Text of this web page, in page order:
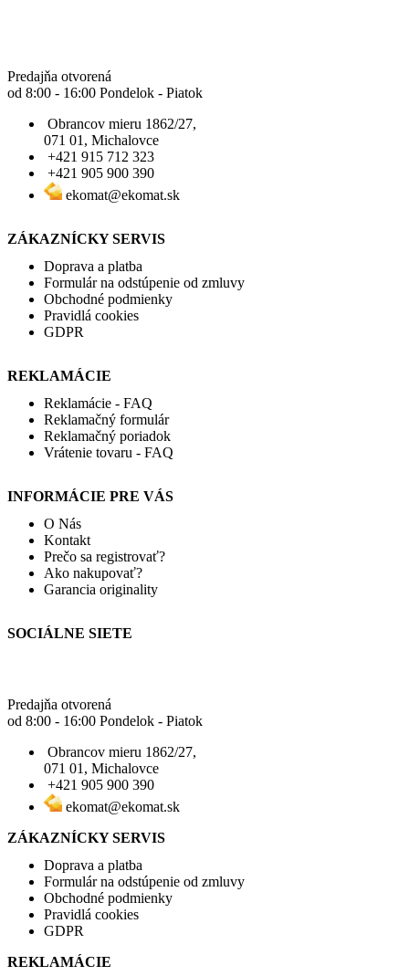
Predajňa otvorená
od 8:00 - 16:00 Pondelok - Piatok
Obrancov mieru 1862/27,
071 01, Michalovce
+421 915 712 323
+421 905 900 390
ekomat@ekomat.sk
ZÁKAZNÍCKY SERVIS
Doprava a platba
Formulár na odstúpenie od zmluvy
Obchodné podmienky
Pravidlá cookies
GDPR
REKLAMÁCIE
Reklamácie - FAQ
Reklamačný formulár
Reklamačný poriadok
Vrátenie tovaru - FAQ
INFORMÁCIE PRE VÁS
O Nás
Kontakt
Prečo sa registrovať?
Ako nakupovať?
Garancia originality
SOCIÁLNE SIETE
Predajňa otvorená
od 8:00 - 16:00 Pondelok - Piatok
Obrancov mieru 1862/27,
071 01, Michalovce
+421 905 900 390
ekomat@ekomat.sk
ZÁKAZNÍCKY SERVIS
Doprava a platba
Formulár na odstúpenie od zmluvy
Obchodné podmienky
Pravidlá cookies
GDPR
REKLAMÁCIE